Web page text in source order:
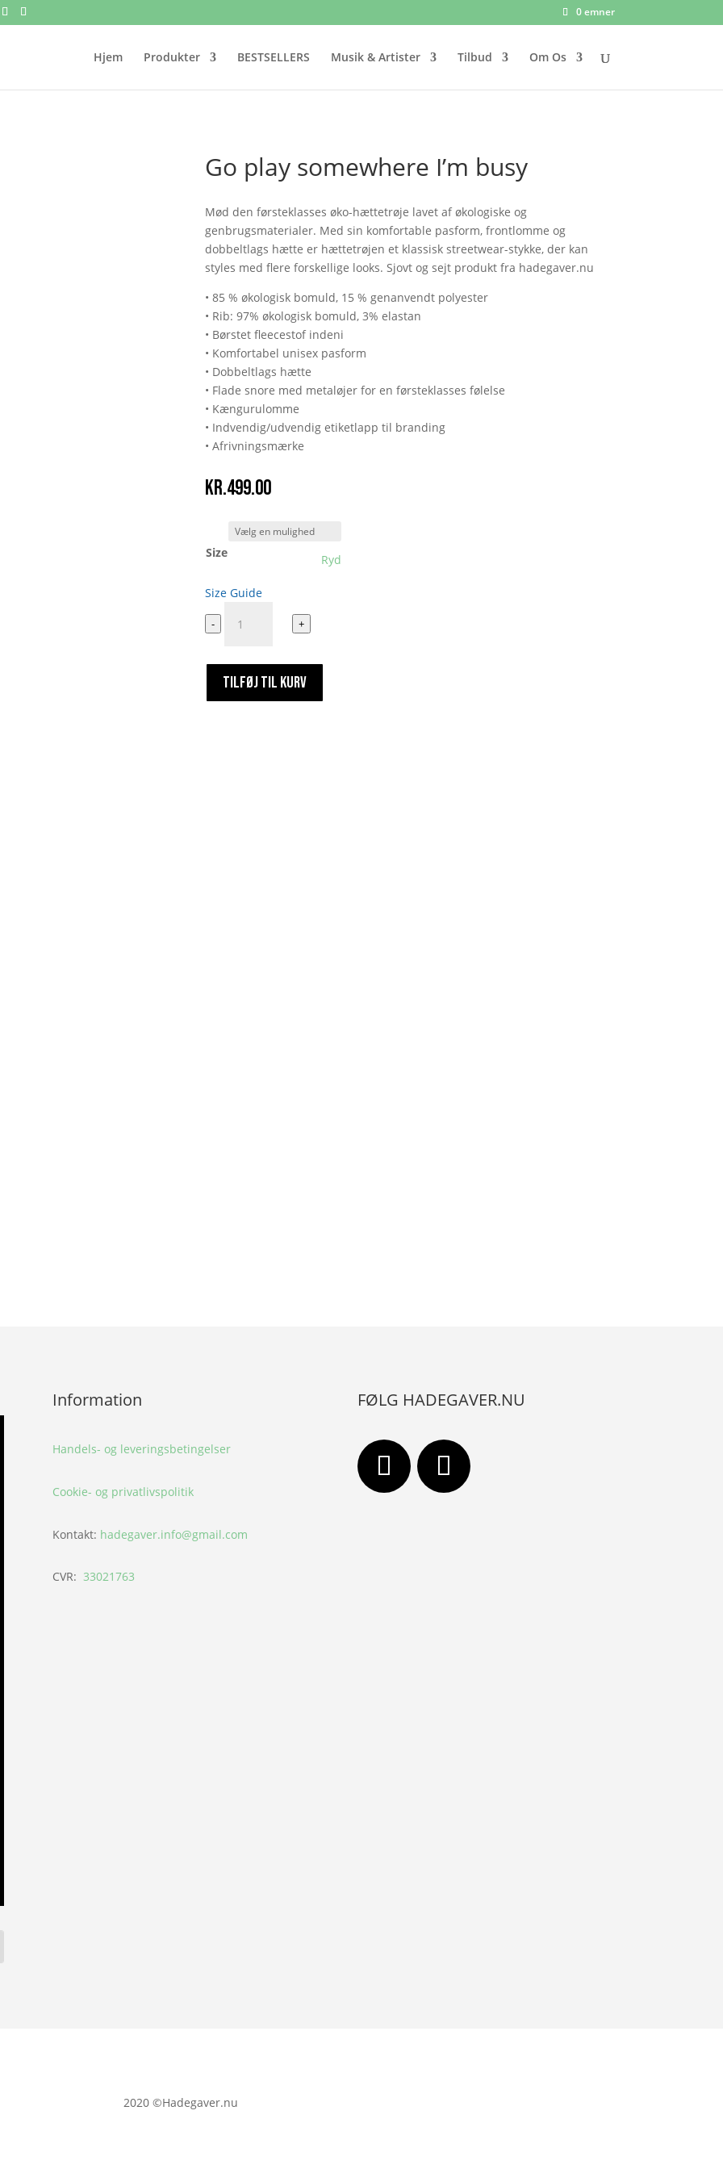
0 emner
Hjem Produkter BESTSELLERS Musik & Artister Tilbud Om Os
Go play somewhere I’m busy
Mød den førsteklasses øko-hættetrøje lavet af økologiske og
genbrugsmaterialer. Med sin komfortable pasform, frontlomme og
dobbeltlags hætte er hættetrøjen et klassisk streetwear-stykke, der kan
styles med flere forskellige looks. Sjovt og sejt produkt fra hadegaver.nu
• 85 % økologisk bomuld, 15 % genanvendt polyester
• Rib: 97% økologisk bomuld, 3% elastan
• Børstet fleecestof indeni
• Komfortabel unisex pasform
• Dobbeltlags hætte
• Flade snore med metaløjer for en førsteklasses følelse
• Kængurulomme
• Indvendig/udvendig etiketlapp til branding
• Afrivningsmærke
kr.499.00
Size Ryd
Size Guide
Go
play
I'm
busy
antal
- +
TILFØJ TIL KURV
Information
Handels- og leveringsbetingelser
Cookie- og privatlivspolitik
Kontakt: hadegaver.info@gmail.com
CVR: 33021763
FØLG HADEGAVER.NU
2020 ©Hadegaver.nu